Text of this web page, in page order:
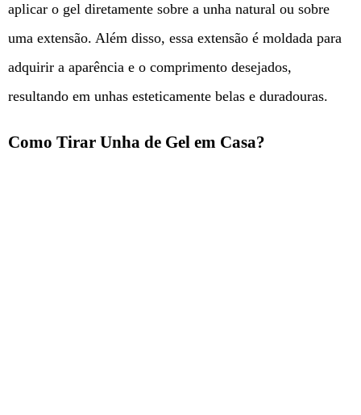
aplicar o gel diretamente sobre a unha natural ou sobre
uma extensão. Além disso, essa extensão é moldada para
adquirir a aparência e o comprimento desejados,
resultando em unhas esteticamente belas e duradouras.
Como Tirar Unha de Gel em Casa?